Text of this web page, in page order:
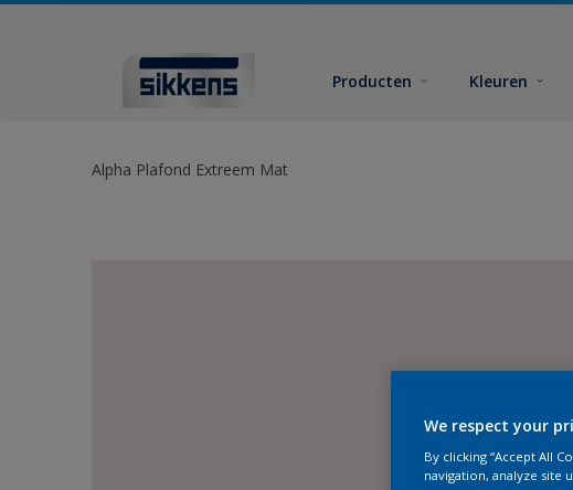
Producten Kleuren
Alpha Plafond Extreem Mat
We respect your
By clicking “Accept All
navigation, analyze site